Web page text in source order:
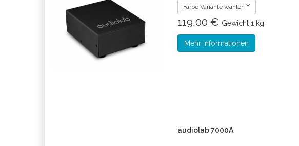
Farbe Variante wählen
119.00 € Gewicht 1 kg
Mehr Informationen
audiolab 7000A